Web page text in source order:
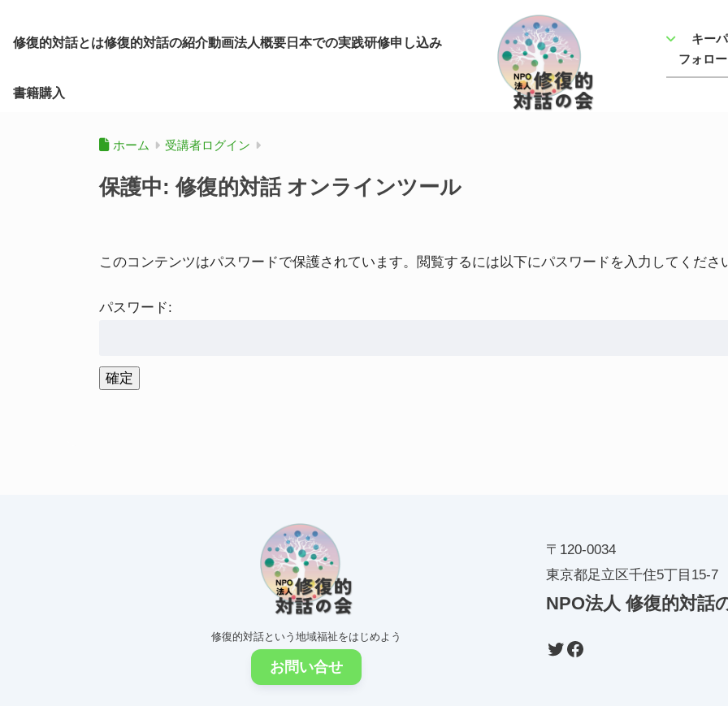
修復的対話とは修復的対話の紹介動画法人概要 日本での実践研修申し込み
書籍購入
キーパ
フォロー
ホーム 受講者ログイン
保護中: 修復的対話 オンラインツール
このコンテンツはパスワードで保護されています。閲覧するには以下にパスワードを入力してくださ
パスワード:
修復的対話という地域福祉をはじめよう
お問い合せ
〒120-0034
東京都足立区千住5丁目15-7
NPO法人 修復的対話